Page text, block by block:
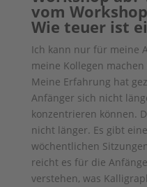
vom
Wie teuer ist
Ich kann nur für meine
meine Kollegen
Meine Erfahrung hat
Anfänger sich nicht
konzentrieren können.
nicht länger. Es gibt
wöchentlichen
reicht es für die
verstehen, was